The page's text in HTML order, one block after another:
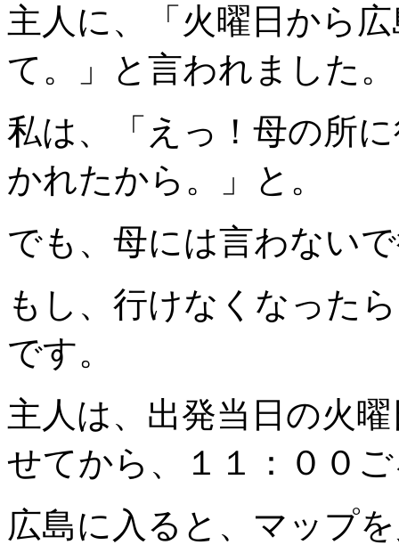
主人に、「火曜日から
て。」と言われました。
私は、「えっ！母の所
かれたから。」と。
でも、母には言わない
もし、行けなくなった
です。
主人は、出発当日の火
せてから、１１：００
広島に入ると、マップ